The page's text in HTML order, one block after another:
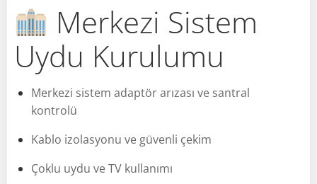
Merkezi Sistem
Uydu Kurulumu
Merkezi sistem adaptör arızası ve santral
kontrolü
Kablo izolasyonu ve güvenli çekim
Çoklu uydu ve TV kullanımı